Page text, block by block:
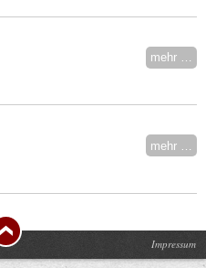
mehr …
mehr …
Impressum